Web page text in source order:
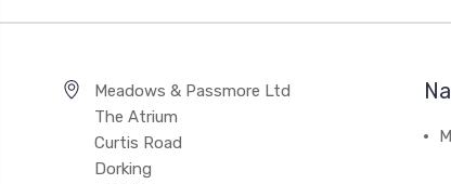
Meadows & Passmore Ltd
The Atrium
Curtis Road
Dorking